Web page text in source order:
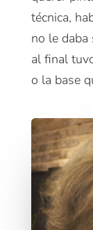
técnica,
no le daba
al final
o la base